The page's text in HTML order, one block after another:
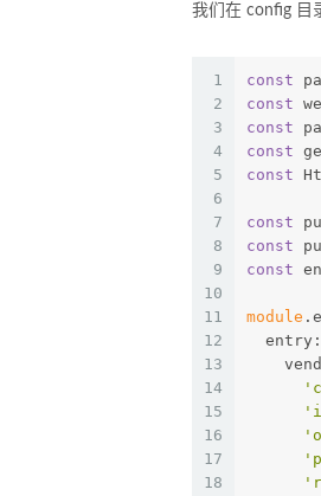
我们在 config 目
1
2
3
4
5
6
7
8
9
10
11
12
13
14
15
16
17
18
const
const
const
const
const
const
const
const
module